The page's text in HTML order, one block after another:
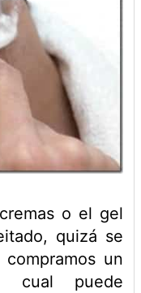
o el gel
quizá se
un
puede